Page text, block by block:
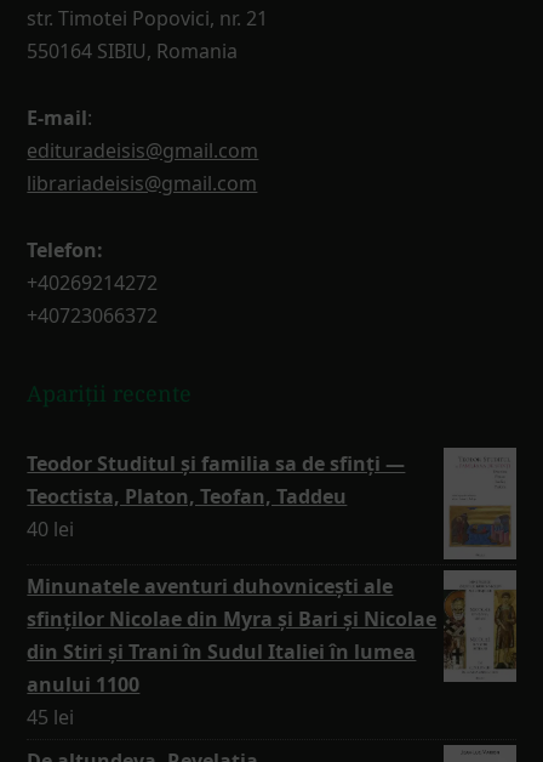
str. Timotei Popovici, nr. 21
550164 SIBIU, Romania
E-mail:
edituradeisis@gmail.com
librariadeisis@gmail.com
Telefon:
+40269214272
+40723066372
Apariții recente
Teodor Studitul și familia sa de sfinți —
Teoctista, Platon, Teofan, Taddeu
40 lei
Minunatele aventuri duhovnicești ale
sfinților Nicolae din Myra și Bari și Nicolae
din Stiri și Trani în Sudul Italiei în lumea
anului 1100
45 lei